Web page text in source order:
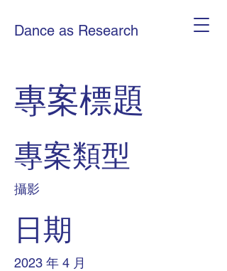
Dance as Research
專案標題
專案類型
攝影
日期
2023 年 4 月